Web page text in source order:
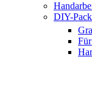
DIY-